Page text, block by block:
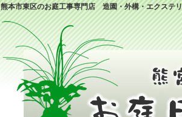
熊本市東区のお庭工事専門店 造園・外構・エクステ